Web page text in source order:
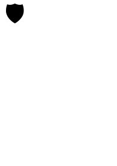
🛡️